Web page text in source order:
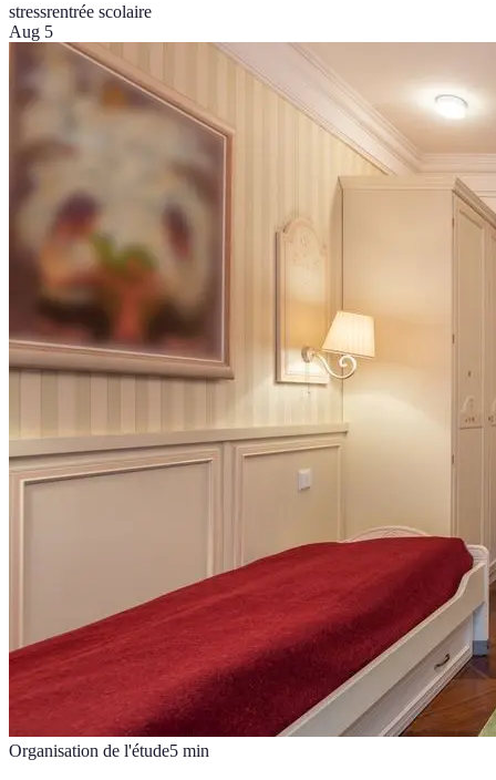
stressrentrée scolaire
Aug 5
Organisation de l'étude5 min